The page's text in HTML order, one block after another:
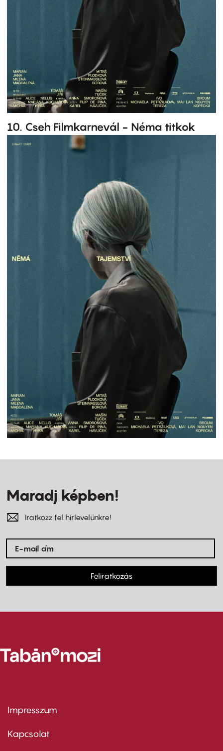
10. Cseh Filmkarnevál - Néma titkok
Maradj képben!
Iratkozz fel hírlevelünkre!
Feliratkozás
Footer
first
Impresszum
Kapcsolat